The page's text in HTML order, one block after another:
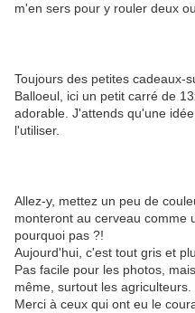
m'en sers pour y rouler deux
Toujours des petites cadeaux-
Balloeul, ici un petit carré de
adorable. J'attends qu'une
l'utiliser.
Allez-y, mettez un peu de
monteront au cerveau comme
pourquoi pas ?!
Aujourd'hui, c'est tout gris et
Pas facile pour les photos,
même, surtout les agriculteurs.
Merci à ceux qui ont eu le